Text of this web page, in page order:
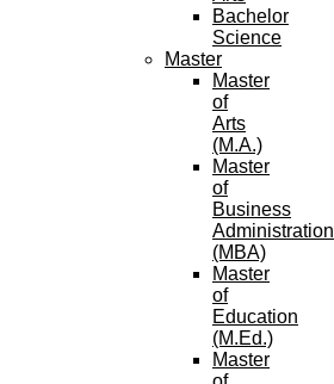
Bachelor
Science
Master
Master
of
Arts
(M.A.)
Master
of
Business
Administration
(MBA)
Master
of
Education
(M.Ed.)
Master